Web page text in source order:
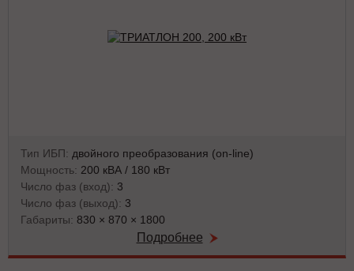
Тип ИБП: двойного преобразования (on-line)
Мощность: 200 кВА / 180 кВт
Число фаз (вход): 3
Число фаз (выход): 3
Габариты: 830 × 870 × 1800
Подробнее